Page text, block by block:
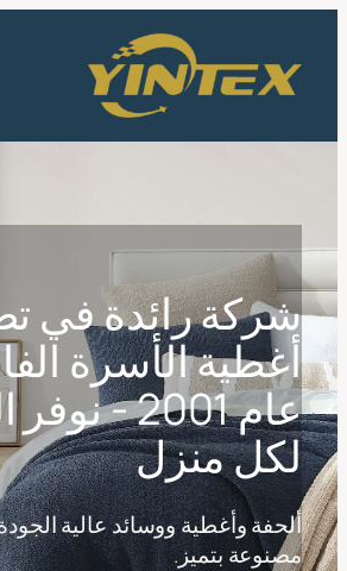
المحتوى
شركة رائدة في
أغطية الأسرة
عام 2001 -
لكل منزل
ألحفة وأغطية ووسائد عالية
مصنوعة بتميز.